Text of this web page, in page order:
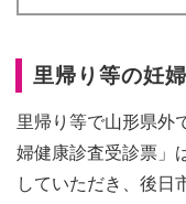
里帰り等の妊
里帰り等で山形県外
婦健康診査受診票」
していただき
、後日